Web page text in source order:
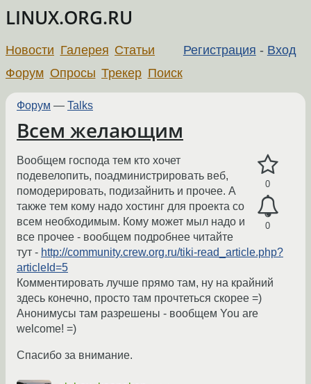
LINUX.ORG.RU
Регистрация - Вход
Новости Галерея Статьи
Форум Опросы Трекер Поиск
Форум — Talks
Всем желающим
0
0
Вообщем господа тем кто хочет
подевелопить, поадминистрировать веб,
помодерировать, подизайнить и прочее. А
также тем кому надо хостинг для проекта со
всем необходимым. Кому может мыл надо и
все прочее - вообщем подробнее читайте
тут - http://community.crew.org.ru/tiki-read_article.php?
articleId=5
Комментировать лучше прямо там, ну на крайний
здесь конечно, просто там прочтеться скорее =)
Анонимусы там разрешены - вообщем You are
welcome! =)
Спасибо за внимание.